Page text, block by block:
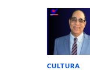
CULTURA